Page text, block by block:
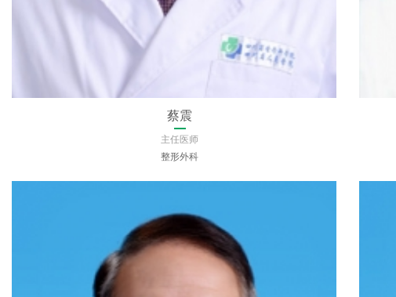
兰蕴平
主任医师
重症医学中心